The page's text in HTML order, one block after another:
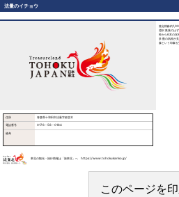
法量のイチョウ
推定樹齢約
淵沢集落のは
幹から6本の支
多数の気根が
森という印象を
住所 青森県十和田市法量字銀杏木
電話番号 0176－58－0184
備考
東北の観光・旅行情報は「旅東北」へ https://www.tohokukanko.jp/
このページを